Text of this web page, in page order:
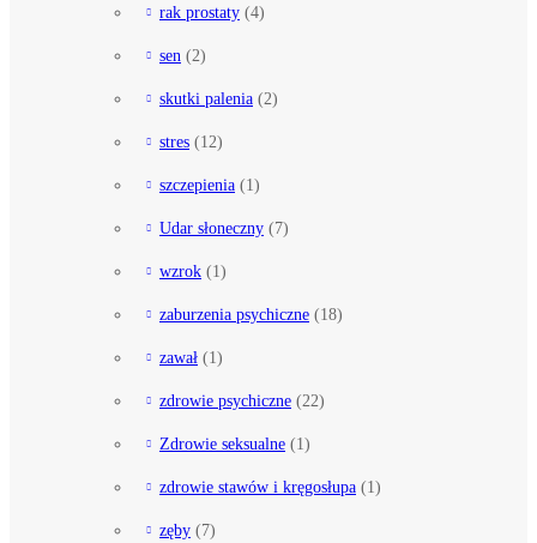
rak prostaty (4)
sen (2)
skutki palenia (2)
stres (12)
szczepienia (1)
Udar słoneczny (7)
wzrok (1)
zaburzenia psychiczne (18)
zawał (1)
zdrowie psychiczne (22)
Zdrowie seksualne (1)
zdrowie stawów i kręgosłupa (1)
zęby (7)